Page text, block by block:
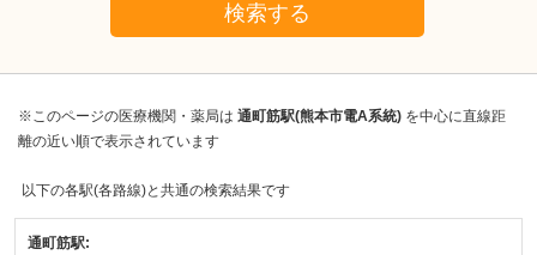
検索する
※このページの医療機関・薬局は 通町筋駅(熊本市電A系統) を中心に直線距
離の近い順で表示されています
以下の各駅(各路線)と共通の検索結果です
通町筋駅: